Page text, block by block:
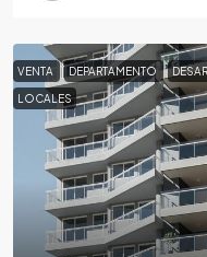
VENTA DEPARTAMENTO
LOCALES